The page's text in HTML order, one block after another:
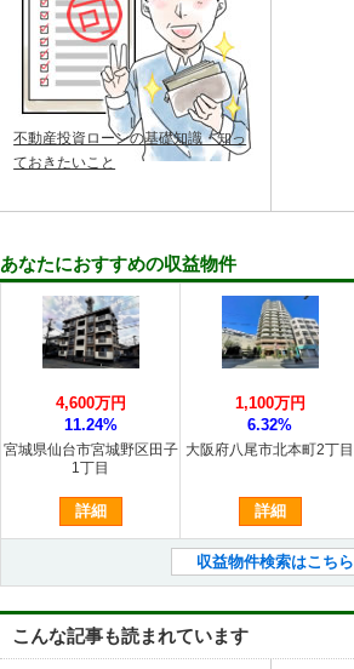
不動産投資ローンの基礎知識・知っ
ておきたいこと
あなたにおすすめの収益物件
宮城県仙台市宮城野区田子
1丁目
4,600万円
11.24%
詳細
大阪府八尾市北本町2丁目
1,100万円
6.32%
詳細
収益物件検索はこちら
こんな記事も読まれています